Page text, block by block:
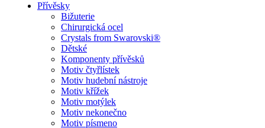
Přívěsky
Bižuterie
Chirurgická ocel
Crystals from Swarovski®
Dětské
Komponenty přívěsků
Motiv čtyřlístek
Motiv hudební nástroje
Motiv křížek
Motiv motýlek
Motiv nekonečno
Motiv písmeno